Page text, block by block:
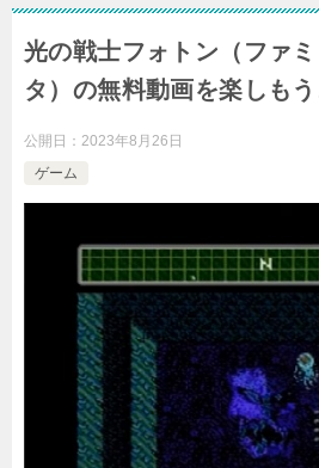
光の戦士フォトン（ファ
タ）の無料動画を楽しもう
公開日： 2023年8月26日
ゲーム